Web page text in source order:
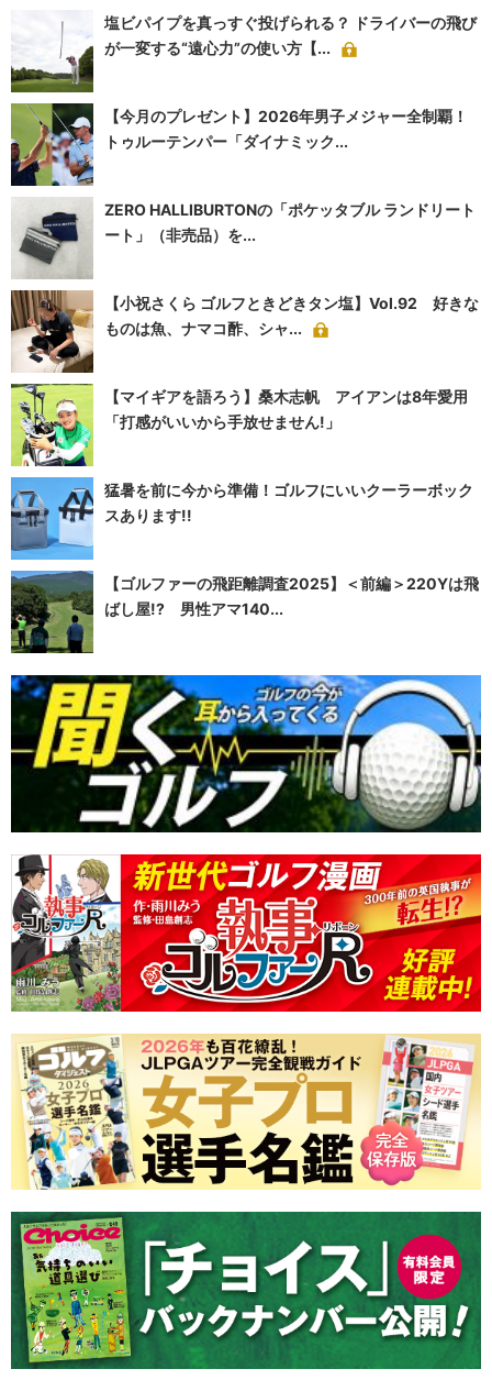
塩ビパイプを真っすぐ投げられる？ ドライバーの飛び
が一変する“遠心力”の使い方【...
【今月のプレゼント】2026年男子メジャー全制覇！
トゥルーテンパー「ダイナミック...
ZERO HALLIBURTONの「ポケッタブル ランドリート
ート」（非売品）を...
【小祝さくら ゴルフときどきタン塩】Vol.92 好きな
ものは魚、ナマコ酢、シャ...
【マイギアを語ろう】桑木志帆 アイアンは8年愛用
「打感がいいから手放せません!」
猛暑を前に今から準備！ゴルフにいいクーラーボック
スあります!!
【ゴルファーの飛距離調査2025】＜前編＞220Yは飛
ばし屋!? 男性アマ140...